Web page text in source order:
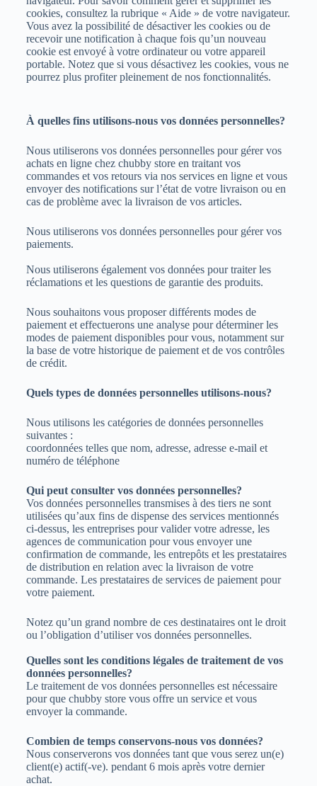
cookies, consultez la rubrique « Aide » de votre navigateur.
Vous avez la possibilité de désactiver les cookies ou de
recevoir une notification à chaque fois qu’un nouveau
cookie est envoyé à votre ordinateur ou votre appareil
portable. Notez que si vous désactivez les cookies, vous ne
pourrez plus profiter pleinement de nos fonctionnalités.
À quelles fins utilisons-nous vos données personnelles?
Nous utiliserons vos données personnelles pour gérer vos
achats en ligne chez chubby store en traitant vos
commandes et vos retours via nos services en ligne et vous
envoyer des notifications sur l’état de votre livraison ou en
cas de problème avec la livraison de vos articles.
Nous utiliserons vos données personnelles pour gérer vos
paiements.
Nous utiliserons également vos données pour traiter les
réclamations et les questions de garantie des produits.
Nous souhaitons vous proposer différents modes de
paiement et effectuerons une analyse pour déterminer les
modes de paiement disponibles pour vous, notamment sur
la base de votre historique de paiement et de vos contrôles
de crédit.
Quels types de données personnelles utilisons-nous?
Nous utilisons les catégories de données personnelles
suivantes :
coordonnées telles que nom, adresse, adresse e-mail et
numéro de téléphone
Qui peut consulter vos données personnelles?
Vos données personnelles transmises à des tiers ne sont
utilisées qu’aux fins de dispense des services mentionnés
ci-dessus, les entreprises pour valider votre adresse, les
agences de communication pour vous envoyer une
confirmation de commande, les entrepôts et les prestataires
de distribution en relation avec la livraison de votre
commande. Les prestataires de services de paiement pour
votre paiement.
Notez qu’un grand nombre de ces destinataires ont le droit
ou l’obligation d’utiliser vos données personnelles.
Quelles sont les conditions légales de traitement de vos
données personnelles?
Le traitement de vos données personnelles est nécessaire
pour que chubby store vous offre un service et vous
envoyer la commande.
Combien de temps conservons-nous vos données?
Nous conserverons vos données tant que vous serez un(e)
client(e) actif(-ve). pendant 6 mois après votre dernier
achat.